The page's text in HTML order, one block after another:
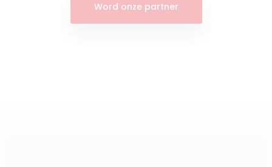
Word onze partner